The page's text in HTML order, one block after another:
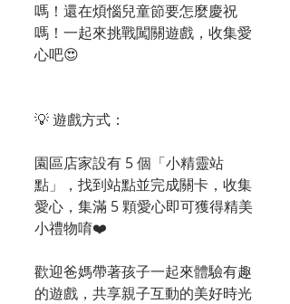
嗎！還在煩惱兒童節要怎麼慶祝
嗎！一起來挑戰闖關遊戲，收集愛
心吧😍
💡 遊戲方式：
園區店家設有 5 個「小精靈站
點」，找到站點並完成關卡，收集
愛心，集滿 5 顆愛心即可獲得精美
小禮物唷❤️
歡迎爸媽帶著孩子一起來體驗有趣
的遊戲，共享親子互動的美好時光